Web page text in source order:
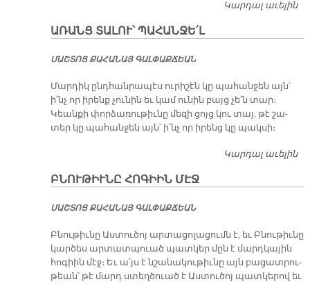
Կարդալ աւելին
ԱՌԱՆՑ ՏԱԼՈՒ՝ ՊԱՀԱՆՋԵ՛Լ
ՄԱՇ­ՏՈՑ ՔԱ­ՀԱ­ՆԱՅ ԳԱԼ­ՓԱՔ­ՃԵԱՆ
Մար­դիկ ընդ­հան­րա­պէս ու­րի­շէն կը պա­հան­ջեն այն՝
ի՛նչ որ ի­րենք չու­նին եւ կամ ու­նին բայց չե՛ն տար։
Կեան­քի փոր­ձա­ռու­թիւ­նը մե­զի ցոյց կու տայ, թէ շա­
տեր կը պա­հան­ջեն այն՝ ի՛նչ որ ի­րենց կը պակ­սի։
Կարդալ աւելին
ԲՆՈՒԹԻՒՆԸ ՀՈԳԻԻՆ ՄԷՋ
ՄԱՇ­ՏՈՑ ՔԱ­ՀԱ­ՆԱՅ ԳԱԼ­ՓԱՔ­ՃԵԱՆ
Բնու­թիւ­նը Աս­տու­ծոյ ար­տա­ցո­լա­ցումն է, եւ Բնու­թիւ­նը
կար­ծես ար­տատ­պուած պատ­կեր մըն է մարդ­կա­յին
հո­գիին մէջ։ Եւ ա՛յս է նշա­նա­կու­թիւ­նը այն բա­ցատ­րու­
թեան՝ թէ մարդ ստեղ­ծուած է Աս­տու­ծոյ պատ­կե­րով եւ